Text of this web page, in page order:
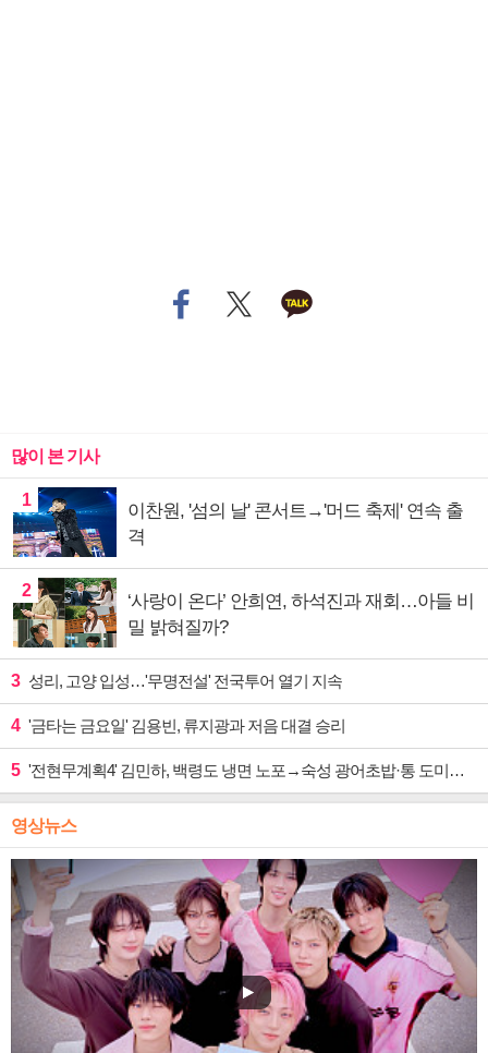
많이 본 기사
1
이찬원, '섬의 날' 콘서트→'머드 축제' 연속 출
격
2
‘사랑이 온다’ 안희연, 하석진과 재회…아들 비
밀 밝혀질까?
3 성리, 고양 입성…'무명전설' 전국투어 열기 지속
4 '금타는 금요일' 김용빈, 류지광과 저음 대결 승리
5 '전현무계획4' 김민하, 백령도 냉면 노포→숙성 광어초밥·통 도미찜 맛집 탐방
영상뉴스